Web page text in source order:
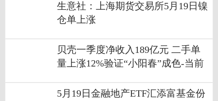
生意社：上海期货交易所5月19日镍
仓单上涨
贝壳一季度净收入189亿元 二手单
量上涨12%验证“小阳春”成色-当前
5月19日金融地产ETF汇添富基金份